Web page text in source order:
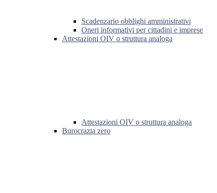
Scadenzario obblighi amministrativi
Oneri informativi per cittadini e imprese
Attestazioni OIV o struttura analoga
Attestazioni OIV o struttura analoga
Burocrazia zero